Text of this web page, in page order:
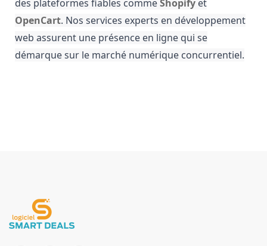
des plateformes fiables commeShopify et
OpenCart. Nos services experts en développement
web assurent une présence en ligne qui se
démarque sur le marché numérique concurrentiel.